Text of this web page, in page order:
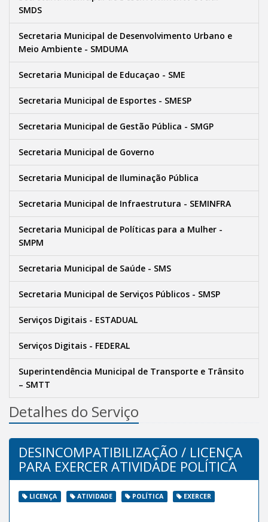
SMDS
Secretaria Municipal de Desenvolvimento Urbano e
Meio Ambiente - SMDUMA
Secretaria Municipal de Educaçao - SME
Secretaria Municipal de Esportes - SMESP
Secretaria Municipal de Gestão Pública - SMGP
Secretaria Municipal de Governo
Secretaria Municipal de Iluminação Pública
Secretaria Municipal de Infraestrutura - SEMINFRA
Secretaria Municipal de Políticas para a Mulher -
SMPM
Secretaria Municipal de Saúde - SMS
Secretaria Municipal de Serviços Públicos - SMSP
Serviços Digitais - ESTADUAL
Serviços Digitais - FEDERAL
Superintendência Municipal de Transporte e Trânsito
– SMTT
Detalhes do Serviço
DESINCOMPATIBILIZAÇÃO / LICENÇA
PARA EXERCER ATIVIDADE POLÍTICA
LICENÇA ATIVIDADE POLÍTICA EXERCER